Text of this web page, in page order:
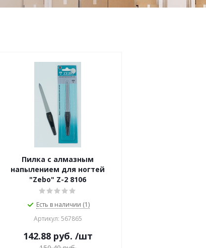
Пилка c алмазным
напылением для ногтей
"Zebo" Z-2 8106
Есть в наличии (1)
Артикул: 567865
142.88руб. /шт